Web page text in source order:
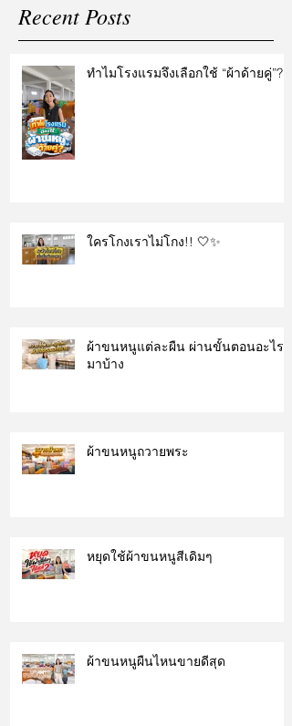
Recent Posts
ทำไมโรงแรมจึงเลือกใช้ “ผ้าด้ายคู่”?
ใครโกงเราไม่โกง!! 🤍✨
ผ้าขนหนูแต่ละผืน ผ่านขั้นตอนอะไร
มาบ้าง
ผ้าขนหนูถวายพระ
หยุดใช้ผ้าขนหนูสีเดิมๆ
ผ้าขนหนูผืนไหนขายดีสุด